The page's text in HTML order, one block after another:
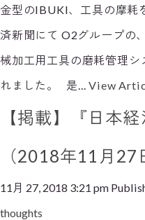
金型のIBUKI、工具の摩
済新聞にて O2グループの
械加工用工具の磨耗管理
れました。 是...View
【掲載】『日本
（2018年11月27
11月 27, 2018 3:21 pm
thoughts